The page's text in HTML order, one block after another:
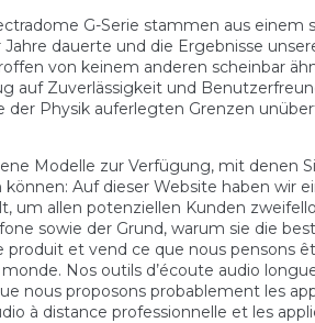
G-Serie stammen aus einem
Jahre dauerte und die Ergebnisse
von keinem anderen scheinbar
auf Zuverlässigkeit und
der Physik auferlegten Grenzen
Modelle zur Verfügung, mit denen
Auf dieser Website haben wir
um allen potenziellen Kunden
sowie der Grund, warum sie die
produit et vend ce que nous pensons
Nos outils d’écoute audio
nous proposons probablement les
à distance professionnelle et les